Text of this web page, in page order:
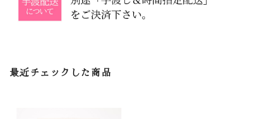
最近チェックした商品